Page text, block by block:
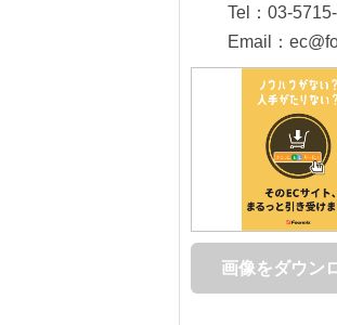
Tel：03-
Email：
画像をダウン